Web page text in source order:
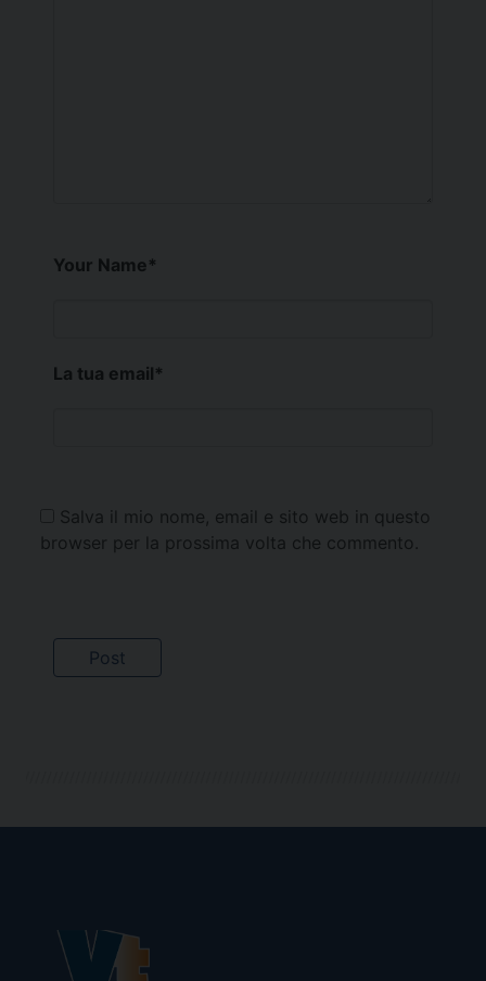
Your Name*
La tua email*
Salva il mio nome, email e sito web in questo
browser per la prossima volta che commento.